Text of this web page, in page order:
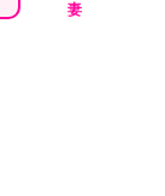
妻